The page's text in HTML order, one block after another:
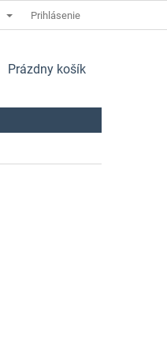
Prihlásenie
NÁKUPNÝ
Prázdny košík